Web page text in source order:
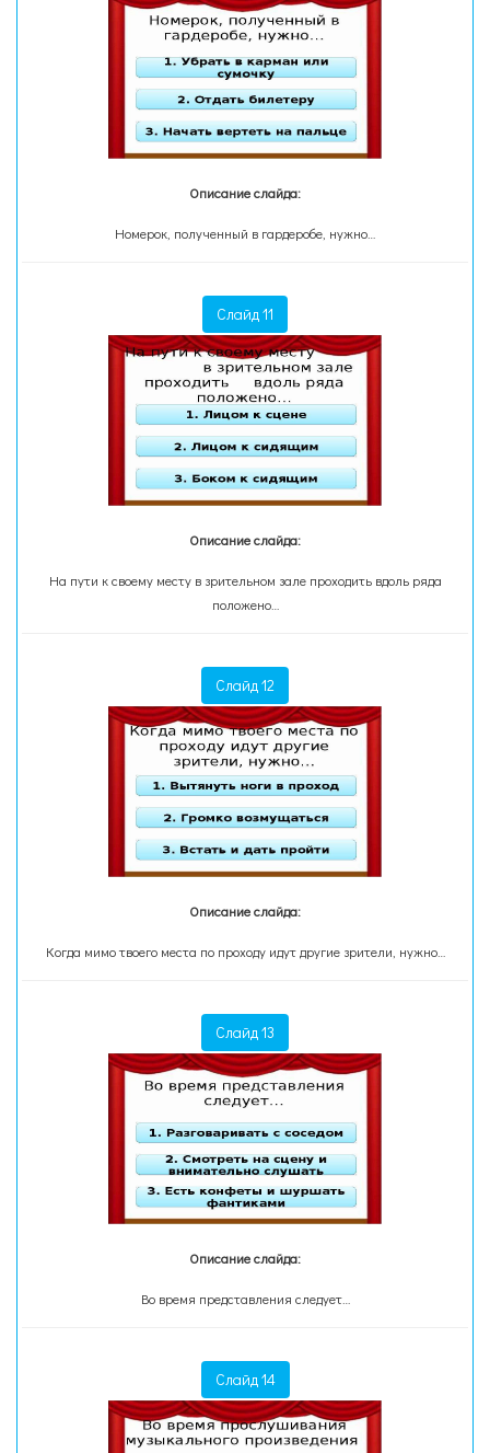
Описание слайда:
Номерок, полученный в гардеробе, нужно…
Слайд 11
Описание слайда:
На пути к своему месту в зрительном зале проходить вдоль ряда
положено…
Слайд 12
Описание слайда:
Когда мимо твоего места по проходу идут другие зрители, нужно…
Слайд 13
Описание слайда:
Во время представления следует…
Слайд 14